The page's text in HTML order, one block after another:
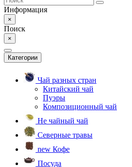
Информация
×
Поиск
×
Категории
Чай разных стран
Китайский чай
Пуэры
Композиционный чай
Не чайный чай
Северные травы
new Кофе
Посуда